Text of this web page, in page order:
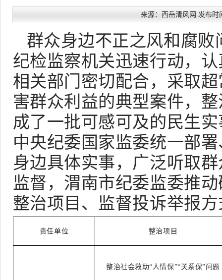
来源：西岳清风网 发布
群众身边不正之风和腐
纪检监察机关迅速行动，
相关部门密切配合，采取
害群众利益的典型案件，
成了一批可感可及的民生
中央纪委国家监委统一部
身边具体实事，广泛听取
监督，渭南市纪委监委推
整治项目、监督投诉举报
责任单位 整治项目
整治社会救助“人情保”“关系保”问题